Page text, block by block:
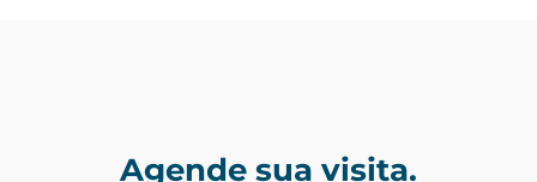
Agende sua visita.